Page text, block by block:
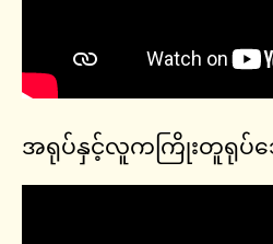
အရုပ်နှင့်လူကကြိုးတူရုပ်သ